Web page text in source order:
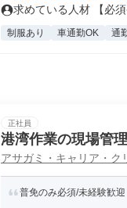
求めている人材 【必
制服あり 車通勤OK 通
正社員
港湾作業の現場管
アサガミ・キャリア・ク
普免のみ必須/未経験歓